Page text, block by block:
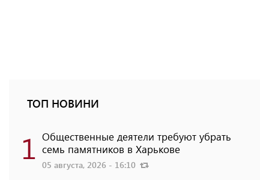
ТОП НОВИНИ
1 Общественные деятели требуют убрать
семь памятников в Харькове
05 августа, 2026 - 16:10